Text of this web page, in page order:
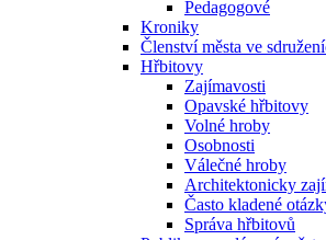
Pedagogové
Kroniky
Členství města ve
Hřbitovy
Zajímavosti
Opavské hřbitovy
Volné hroby
Osobnosti
Válečné hroby
Architektonicky
Často kladené
Správa hřbitovů